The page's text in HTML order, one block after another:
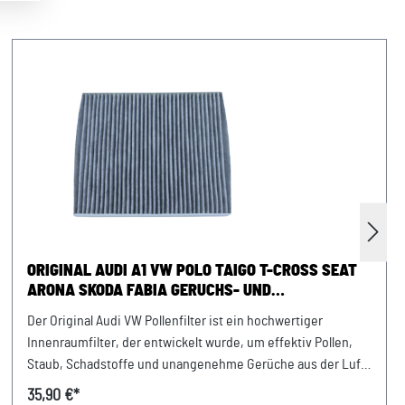
ORIGINAL AUDI A1 VW POLO TAIGO T-CROSS SEAT
ARONA SKODA FABIA GERUCHS- UND
Der Original Audi VW Pollenfilter ist ein hochwertiger
Innenraumfilter, der entwickelt wurde, um effektiv Pollen,
Staub, Schadstoffe und unangenehme Gerüche aus der Luft
im Fahrzeuginnenraum zu filtern. Mit seiner präzisen
35,90 €*